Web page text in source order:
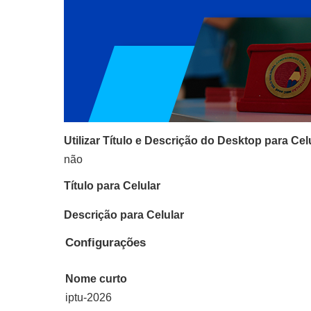
Utilizar Título e Descrição do Desktop para
não
Título para Celular
Descrição para Celular
Configurações
Nome curto
iptu-2026